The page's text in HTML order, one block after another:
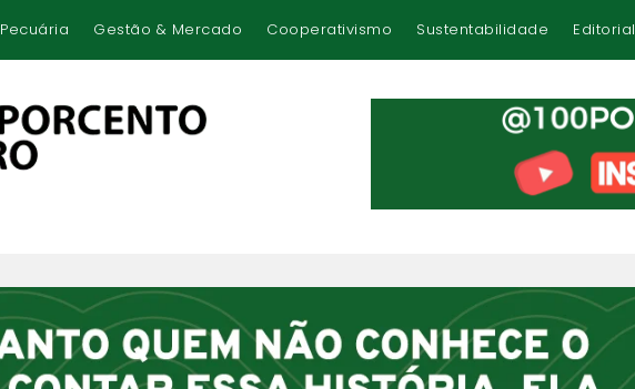
Pecuária Gestão & Mercado Cooperativismo Sustentabilidade Editorial